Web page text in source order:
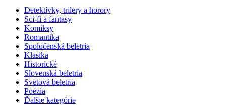
Detektívky, trilery a horory
Sci-fi a fantasy
Komiksy
Romantika
Spoločenská beletria
Klasika
Historické
Slovenská beletria
Svetová beletria
Poézia
Ďalšie kategórie